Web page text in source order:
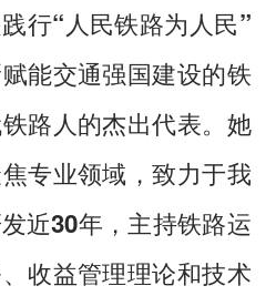
行“人民铁路为人民”
能交通强国建设的铁
路人的杰出代表。她
专业领域，致力于我
近30年，主持铁路运
收益管理理论和技术